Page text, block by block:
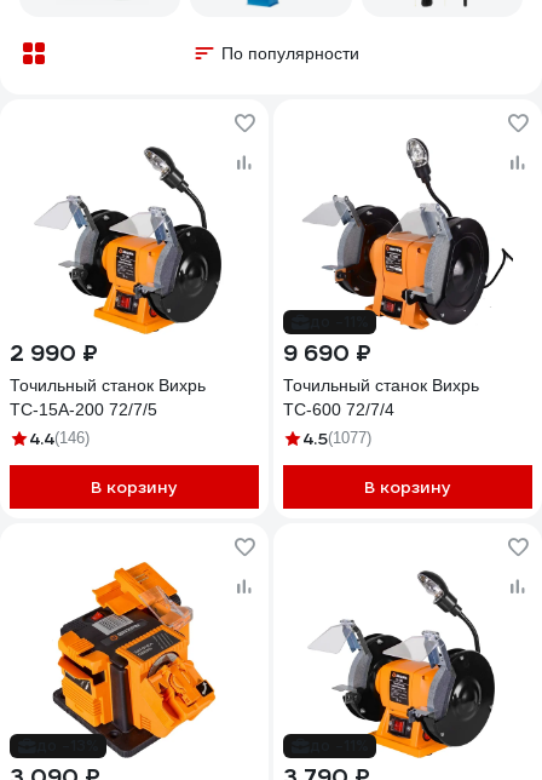
По популярности
2 990 ₽
Точильный станок Вихрь
ТС-15А-200 72/7/5
4.4(146)
В корзину
9 690 ₽
Точильный станок Вихрь
ТС-600 72/7/4
4.5(1077)
В корзину